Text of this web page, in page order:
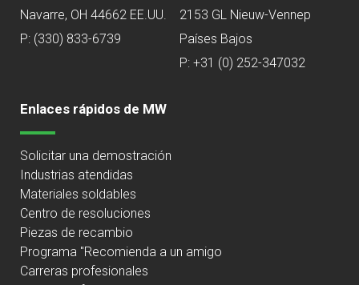
Navarre, OH 44662 EE.UU.
P: (330) 833-6739
2153 GL Nieuw-Vennep
Países Bajos
P: +31 (0) 252-347032
Enlaces rápidos de MW
Solicitar una demostración
Industrias atendidas
Materiales soldables
Centro de resoluciones
Piezas de recambio
Programa "Recomienda a un amigo
Carreras profesionales